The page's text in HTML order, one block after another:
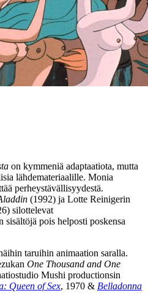
on kymmeniä adaptaatiota, mutta
lähdemateriaalille. Monia
perheystävällisyydestä.
(1992) ja Lotte Reinigerin
silottelevat
sisältöjä pois helposti poskensa
taruihin animaation saralla.
One Thousand and One
Mushi productionsin
Queen of Sex, 1970 & Belladonna